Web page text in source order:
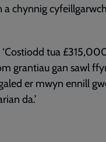
chynnig
tua
grantiau gan sawl
er mwyn ennill
da.’